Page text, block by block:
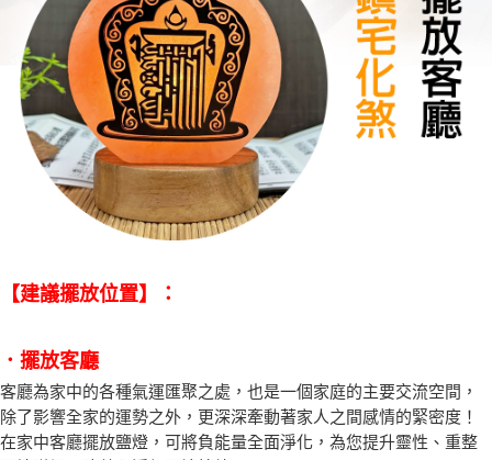
【建議擺放位置】：
．擺放客廳
客廳為家中的各種氣運匯聚之處，也是一個家庭的主要交流空間，
除了影響全家的運勢之外，更深深牽動著家人之間感情的緊密度！
在家中客廳擺放鹽燈，可將負能量全面淨化，為您提升靈性、重整